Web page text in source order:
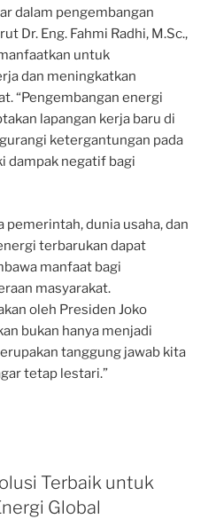
dalam pengembangan
Dr. Eng. Fahmi Radhi, M.Sc.,
untuk
dan meningkatkan
“Pengembangan energi
lapangan kerja baru di
ketergantungan pada
dampak negatif bagi
pemerintah, dunia usaha, dan
terbarukan dapat
manfaat bagi
masyarakat.
oleh Presiden Joko
bukan hanya menjadi
tanggung jawab kita
tetap lestari.”
Terbaik untuk
Global